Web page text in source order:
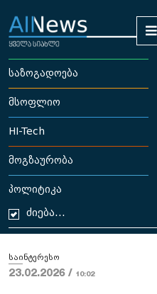
საზოგადოება
მსოფლიო
HI-Tech
მოგზაურობა
პოლიტიკა
საინტერესო
23.02.2026 / 10:02